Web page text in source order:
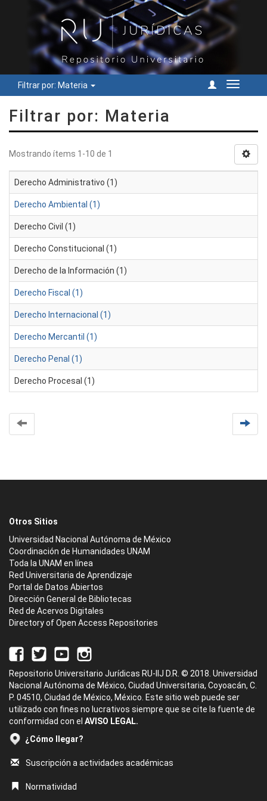
Filtrar por: Materia
Cambiar
Filtrar por: Materia
Mostrando ítems 1-10 de 1
Derecho Administrativo (1)
Derecho Ambiental (1)
Derecho Civil (1)
Derecho Constitucional (1)
Derecho de la Información (1)
Derecho Fiscal (1)
Derecho Internacional (1)
Derecho Mercantil (1)
Derecho Penal (1)
Derecho Procesal (1)
Otros Sitios
Universidad Nacional Autónoma de México
Coordinación de Humanidades UNAM
Toda la UNAM en línea
Red Universitaria de Aprendizaje
Portal de Datos Abiertos
Dirección General de Bibliotecas
Red de Acervos Digitales
Directory of Open Access Repositories
Repositorio Universitario Jurídicas RU-IIJ D.R. © 2018. Universidad
Nacional Autónoma de México, Ciudad Universitaria, Coyoacán, C.
P. 04510, Ciudad de México, México. Este sitio web puede ser
utilizado con fines no lucrativos siempre que se cite la fuente de
conformidad con el AVISO LEGAL.
¿Cómo llegar?
Suscripción a actividades académicas
Normatividad